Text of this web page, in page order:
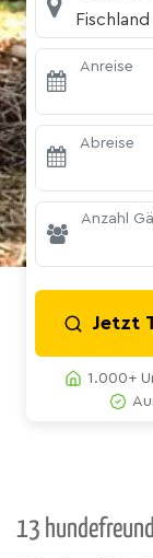
Anreise
Abreise
Anzahl
Jetzt
1.000+
13